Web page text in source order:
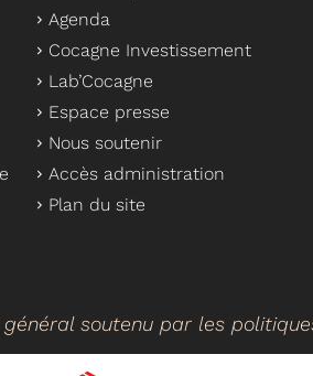
Agenda
Cocagne Investissement
Lab’Cocagne
Espace presse
Nous soutenir
Accès administration
Plan du site
soutenu par les